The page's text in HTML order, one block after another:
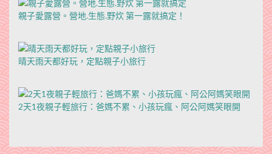
親子愛露營。營地.生態.野炊 第一露就搞定！
晴天雨天都好玩，定點親子小旅行
2天1夜親子輕旅行：爸媽不累、小孩玩瘋、阿公阿媽笑眼開